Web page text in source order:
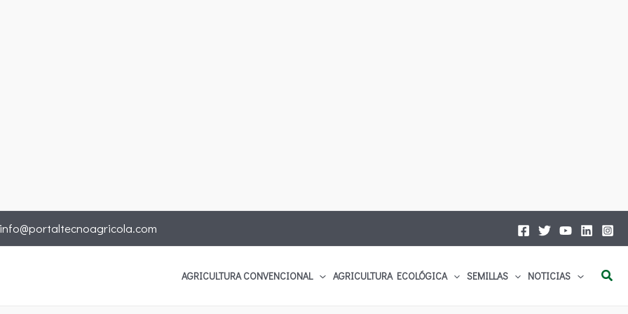
info@portaltecnoagricola.com
AGRICULTURA CONVENCIONAL AGRICULTURA ECOLÓGICA SEMILLAS NOTICIAS